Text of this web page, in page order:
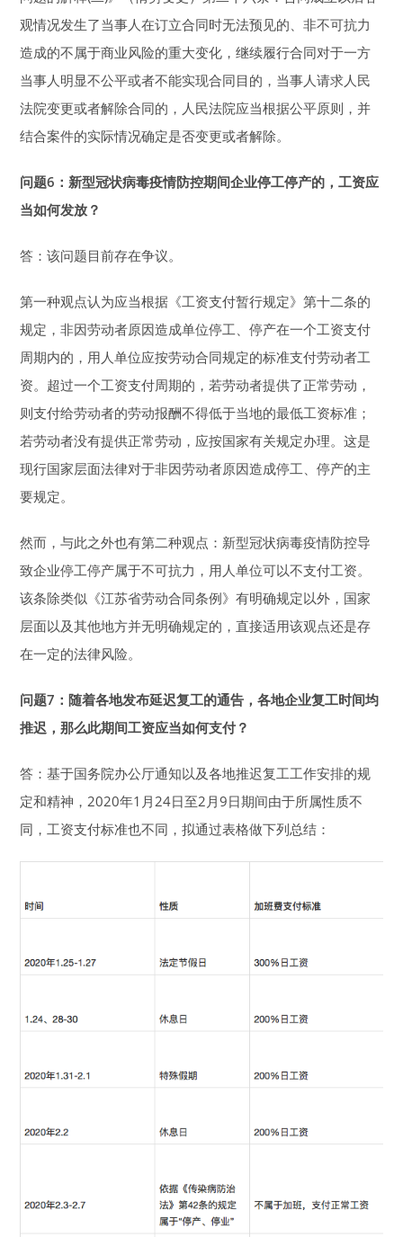
观情况发生了当事人在订立合同时无法预见的、非不可抗力
造成的不属于商业风险的重大变化，继续履行合同对于一方
当事人明显不公平或者不能实现合同目的，当事人请求人民
法院变更或者解除合同的，人民法院应当根据公平原则，并
结合案件的实际情况确定是否变更或者解除。
问题6：新型冠状病毒疫情防控期间企业停工停产的，工资应
当如何发放？
答：该问题目前存在争议。
第一种观点认为应当根据《工资支付暂行规定》第十二条的
规定，非因劳动者原因造成单位停工、停产在一个工资支付
周期内的，用人单位应按劳动合同规定的标准支付劳动者工
资。超过一个工资支付周期的，若劳动者提供了正常劳动，
则支付给劳动者的劳动报酬不得低于当地的最低工资标准；
若劳动者没有提供正常劳动，应按国家有关规定办理。这是
现行国家层面法律对于非因劳动者原因造成停工、停产的主
要规定。
然而，与此之外也有第二种观点：新型冠状病毒疫情防控导
致企业停工停产属于不可抗力，用人单位可以不支付工资。
该条除类似《江苏省劳动合同条例》有明确规定以外，国家
层面以及其他地方并无明确规定的，直接适用该观点还是存
在一定的法律风险。
问题7：随着各地发布延迟复工的通告，各地企业复工时间均
推迟，那么此期间工资应当如何支付？
答：基于国务院办公厅通知以及各地推迟复工工作安排的规
定和精神，2020年1月24日至2月9日期间由于所属性质不
同，工资支付标准也不同，拟通过表格做下列总结：